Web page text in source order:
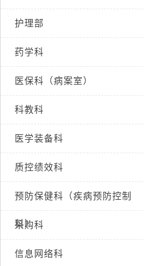
护理部
药学科
医保科（病案室）
科教科
医学装备科
质控绩效科
预防保健科（疾病预防控制
科）
采购科
信息网络科